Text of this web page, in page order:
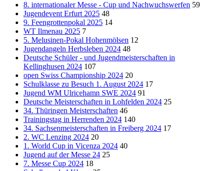
8. internationaler Messe - Cup und Nachwuchswerfen 59
Jugendevent Erfurt 2025 48
9. Feengrottenpokal 2025 14
WT Ilmenau 2025 7
5. Melusinen-Pokal Hohenmölsen 12
Jugendangeln Herbsleben 2024 48
Deutsche Schüler - und Jugendmeisterschaften in
Kellinghusen 2024 107
open Swiss Championship 2024 20
Schulklasse zu Besuch 1. August 2024 17
Jugend WM Ulricehamn SWE 2024 91
Deutsche Meisterschaften in Lohfelden 2024 25
34. Thüringen Meisterschaften 46
Trainingstag in Herrenden 2024 140
34. Sachsenmeisterschaften in Freiberg 2024 17
2. WC Lenzing 2024 20
1. World Cup in Vicenza 2024 40
Jugend auf der Messe 24 25
7. Messe Cup 2024 18